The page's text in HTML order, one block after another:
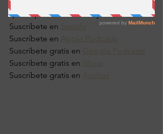
que te puedes suscribir ya mismo.
Suscríbete en Spotify
Suscríbete en Apple Podcasts
Suscríbete gratis en Google Podcasts
Suscríbete gratis en iVoox
Suscríbete gratis en Anchor